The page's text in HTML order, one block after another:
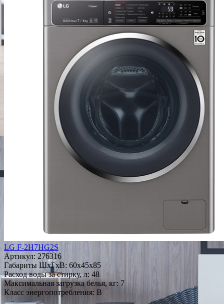
LG F-2H7HG2S
Артикул: 276316
Габариты ШxГxВ: 60x45x85
Расход воды за стирку, л: 48
Максимальная загрузка белья, кг: 7
Класс энергопотребления: B